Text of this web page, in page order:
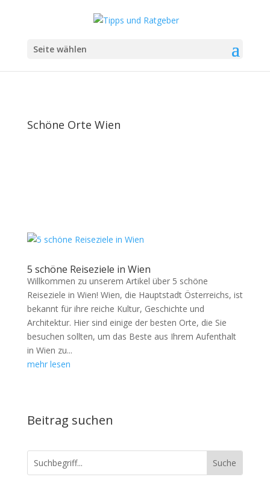
Seite wählen
Schöne Orte Wien
5 schöne Reiseziele in Wien
Willkommen zu unserem Artikel über 5 schöne
Reiseziele in Wien! Wien, die Hauptstadt Österreichs, ist
bekannt für ihre reiche Kultur, Geschichte und
Architektur. Hier sind einige der besten Orte, die Sie
besuchen sollten, um das Beste aus Ihrem Aufenthalt
in Wien zu...
mehr lesen
Beitrag suchen